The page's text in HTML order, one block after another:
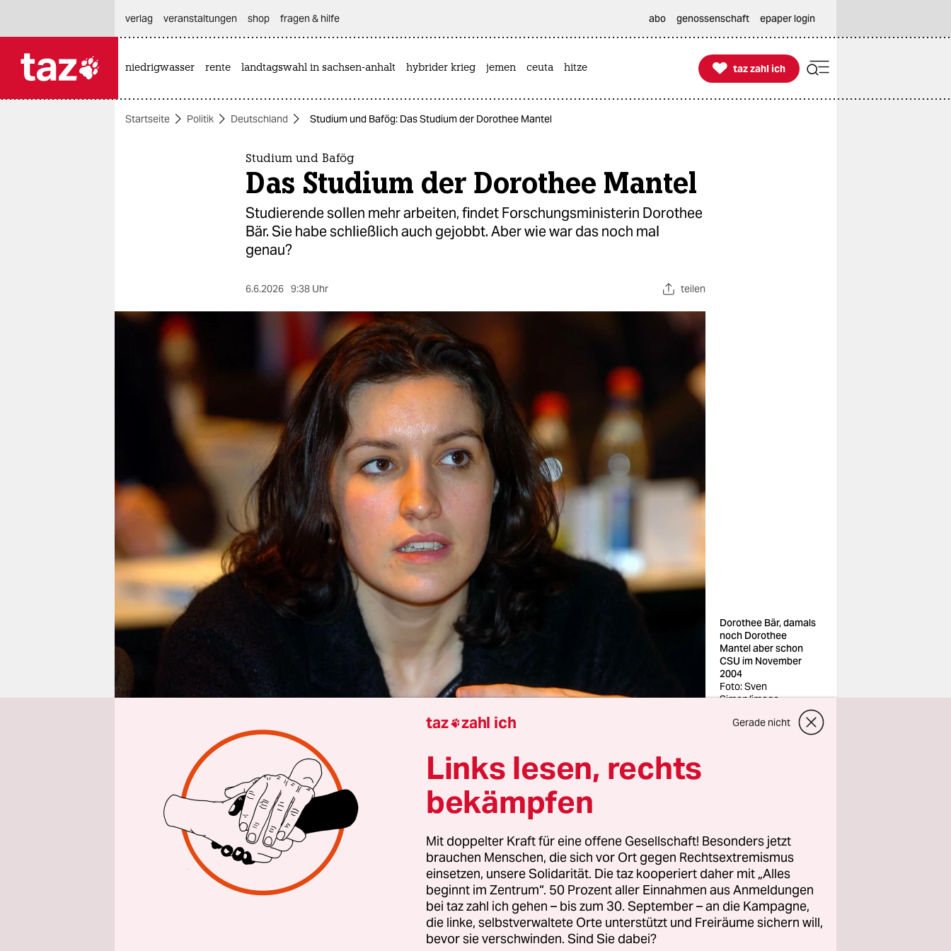
themen
berlin
wahrheit
veranstaltungen
shop
fragen & hilfe
unterstützen
abo
genossenschaft
epaper login
verlag
veranstaltungen shop fragen & hilfe abo genossenschaft epaper login
niedrigwasser rente landtagswahl in sachsen-anhalt hybrider krieg jemen ceuta hitze 
taz zahl ich
taz zahl ich
Startseite Politik Deutschland Studium und Bafög: Das Studium der Dorothee Mantel
Studium und Bafög
Das Studium der Dorothee Mantel
Studierende sollen mehr arbeiten, findet Forschungsministerin Dorothee
Bär. Sie habe schließlich auch gejobbt. Aber wie war das noch mal
genau?
6.6.2026 9:38 Uhr teilen
Dorothee Bär, damals
noch Dorothee
Mantel aber schon
CSU im November
2004
Foto: Sven
Simon/imago
VonKersten Augustin
Ende Mai gab Dorothee Bär ein Interview, das viele Studierende und
auch den Koalitionspartner überraschte.
Nachdem die
Forschungsministerin sich ausführlich über Raumfahrt und
künstliche Intelligenz ausgelassen hatte, sprach sie kurz über die
geplante Bafög-Erhöhung. Sie habe „gehört, dass die Reform von den
Regierungsfraktionen nicht mehr unterstützt wird“, sagte Bär der
taz zahl ich Gerade nicht
Links lesen, rechts
bekämpfen
Mit doppelter Kraft für eine offene Gesellschaft! Besonders jetzt
brauchen Menschen, die sich vor Ort gegen Rechtsextremismus
einsetzen, unsere Solidarität. Die taz kooperiert daher mit „Alles
beginnt im Zentrum“. 50 Prozent aller Einnahmen aus Anmeldungen
bei taz zahl ich gehen – bis zum 30. September – an die Kampagne,
die linke, selbstverwaltete Orte unterstützt und Freiräume sichern will,
bevor sie verschwinden. Sind Sie dabei?